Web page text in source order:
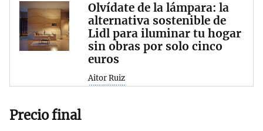
Olvídate de la lámpara: la
alternativa sostenible de
Lidl para iluminar tu hogar
sin obras por solo cinco
euros
Aitor Ruiz
Precio final